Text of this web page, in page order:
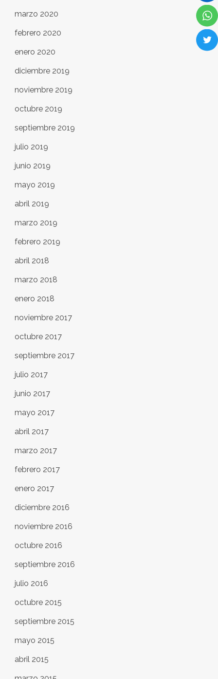
marzo 2020
febrero 2020
enero 2020
diciembre 2019
noviembre 2019
octubre 2019
septiembre 2019
julio 2019
junio 2019
mayo 2019
abril 2019
marzo 2019
febrero 2019
abril 2018
marzo 2018
enero 2018
noviembre 2017
octubre 2017
septiembre 2017
julio 2017
junio 2017
mayo 2017
abril 2017
marzo 2017
febrero 2017
enero 2017
diciembre 2016
noviembre 2016
octubre 2016
septiembre 2016
julio 2016
octubre 2015
septiembre 2015
mayo 2015
abril 2015